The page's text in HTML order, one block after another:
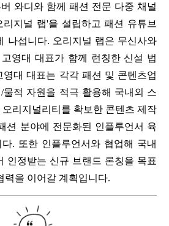
와디와 함께 패션 전문 다중 채널
지널 랩'을 설립하고 패션 유튜브
나섭니다. 오리지널 랩은 무신사와
영대 대표가 함께 런칭한 신설 법
영대 대표는 각각 패션 및 콘텐츠업
물적 자원을 적극 활용해 국내외 스
리지널리티를 확보한 콘텐츠 제작
션 분야에 전문화된 인플루언서 육
. 또한 인플루언서와 협업해 국내
인정받는 신규 브랜드 론칭을 목표
력을 이어갈 계획입니다.